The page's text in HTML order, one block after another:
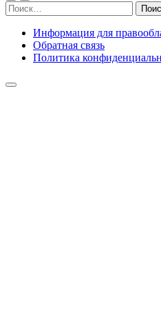
Найти:
Информация для
Обратная связь
Политика